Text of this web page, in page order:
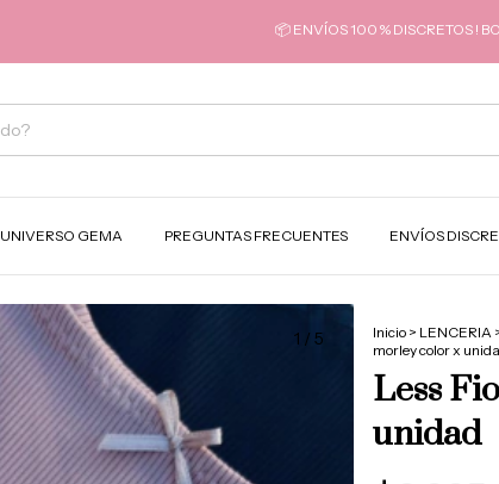
📦 ENVÍOS 100 % DISCRETOS ! BOLSAS
UNIVERSO GEMA PREGUNTAS FRECUENTES ENVÍOS
1 / 5 Inicio > LENCERIA
morley color x
Less
unidad